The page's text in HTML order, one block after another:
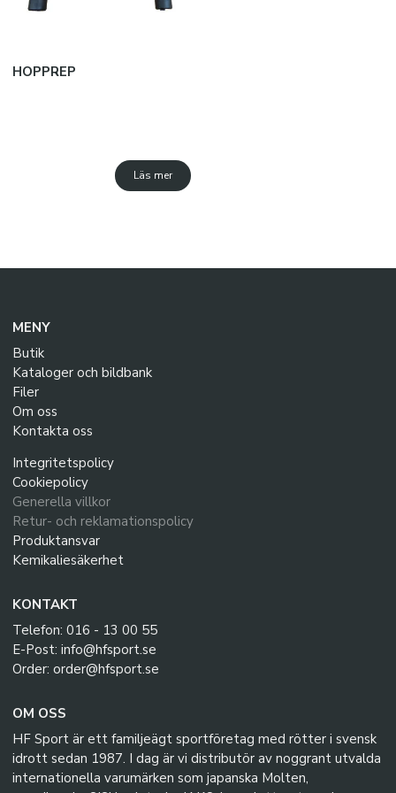
HOPPREP
Läs mer
MENY
Butik
Kataloger och bildbank
Filer
Om oss
Kontakta oss
Integritetspolicy
Cookiepolicy
Generella villkor
Retur- och reklamationspolicy
Produktansvar
Kemikaliesäkerhet
KONTAKT
Telefon: 016 - 13 00 55
E-Post: info@hfsport.se
Order: order@hfsport.se
OM OSS
HF Sport är ett familjeägt sportföretag med rötter i svensk
idrott sedan 1987. I dag är vi distributör av noggrant utvalda
internationella varumärken som japanska Molten,